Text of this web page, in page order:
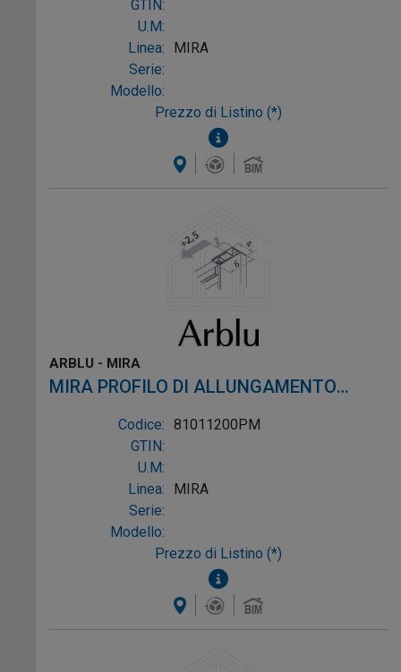
GTIN:
U.M:
Linea:
MIRA
Serie:
Modello:
Prezzo di Listino (*)
ARBLU - MIRA
MIRA PROFILO DI ALLUNGAMENTO
profilo argento semilucido alluminio
argento semilucido
Codice: 81011200PM
GTIN:
U.M:
Linea:
MIRA
Serie:
Modello:
Prezzo di Listino (*)